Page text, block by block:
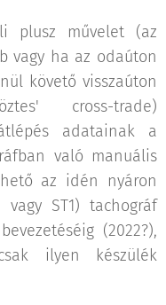
plusz művelet (az
vagy ha az odaúton
követő visszaúton
cross-trade)
adatainak a
való manuális
az idén nyáron
vagy ST1) tachográf
(2022?),
ilyen készülék